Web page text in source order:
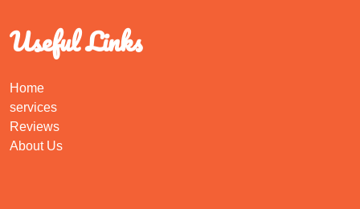
Useful Links
Home
services
Reviews
About Us